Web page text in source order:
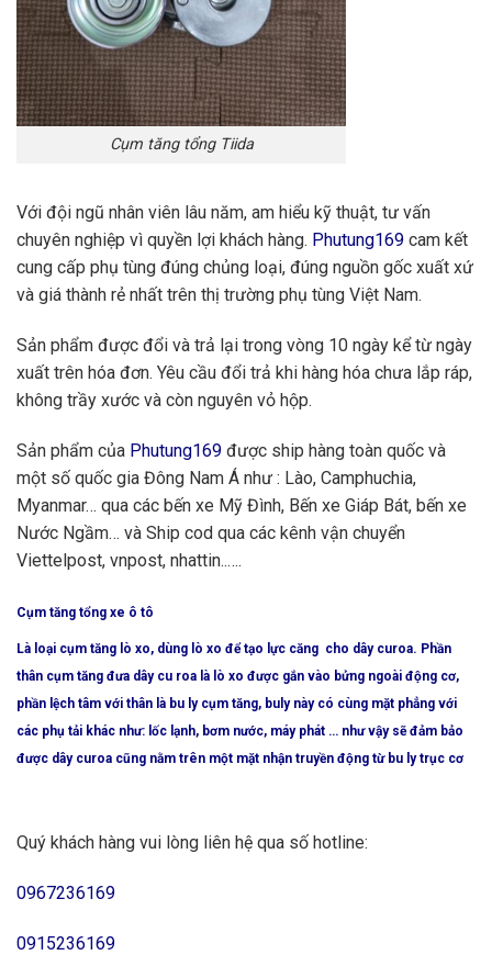
Cụm tăng tổng Tiida
Với đội ngũ nhân viên lâu năm, am hiểu kỹ thuật, tư vấn
chuyên nghiệp vì quyền lợi khách hàng. Phutung169 cam kết
cung cấp phụ tùng đúng chủng loại, đúng nguồn gốc xuất xứ
và giá thành rẻ nhất trên thị trường phụ tùng Việt Nam.
Sản phẩm được đổi và trả lại trong vòng 10 ngày kể từ ngày
xuất trên hóa đơn. Yêu cầu đổi trả khi hàng hóa chưa lắp ráp,
không trầy xước và còn nguyên vỏ hộp.
Sản phẩm của Phutung169 được ship hàng toàn quốc và
một số quốc gia Đông Nam Á như : Lào, Camphuchia,
Myanmar… qua các bến xe Mỹ Đình, Bến xe Giáp Bát, bến xe
Nước Ngầm… và Ship cod qua các kênh vận chuyển
Viettelpost, vnpost, nhattin..….
Cụm tăng tổng xe ô tô
Là loại cụm tăng lò xo, dùng lò xo để tạo lực căng cho dây curoa. Phần
thân cụm tăng đưa dây cu roa là lò xo được gắn vào bửng ngoài động cơ,
phần lệch tâm với thân là bu ly cụm tăng, buly này có cùng mặt phẳng với
các phụ tải khác như: lốc lạnh, bơm nước, máy phát … như vậy sẽ đảm bảo
được dây curoa cũng nằm trên một mặt nhận truyền động từ bu ly trục cơ
Quý khách hàng vui lòng liên hệ qua số hotline:
0967236169
0915236169